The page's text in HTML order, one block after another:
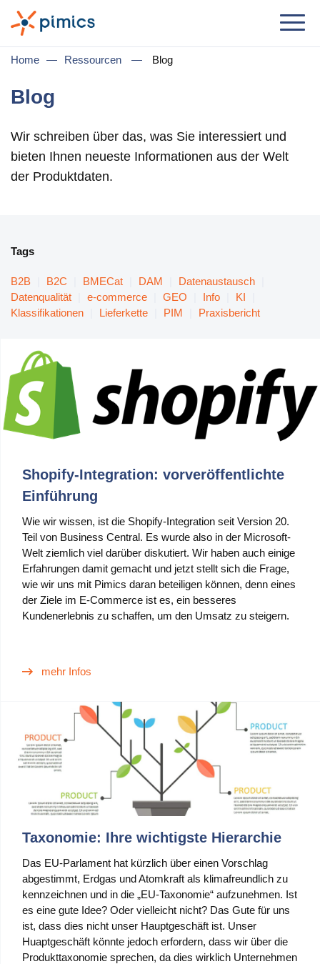
Lösung
Nach Jobrolle
IT-Manager
E-Commerce
PIM für Marketing
Einzelhandel
Produkt
Integration mit Plattformen
e-Commerce
Channels & Publishing
Druckkataloge
Taxonomie & Klassifizierung
Anwendungsfälle
Catalog Management
Microsoft Dynamics 365 Business Central
Shopify Integration mit Pimics
Sana Commerce
Partner
Ressourcen
Home — Ressourcen — Blog
Blog
Wir schreiben über das, was Sie interessiert und
bieten Ihnen neueste Informationen aus der Welt
der Produktdaten.
Tags
B2B B2C BMECat DAM Datenaustausch
Datenqualität
e-commerce GEO Info KI
Klassifikationen
Lieferkette PIM Praxisbericht
Shopify-Integration: vorveröffentlichte
Einführung
Wie wir wissen, ist die Shopify-Integration seit Version 20.
Teil von Business Central. Es wurde also in der Microsoft-
Welt ziemlich viel darüber diskutiert. Wir haben auch einige
Erfahrungen damit gemacht und jetzt stellt sich die Frage,
wie wir uns mit Pimics daran beteiligen können, denn eines
der Ziele im E-Commerce ist es, ein besseres
Kundenerlebnis zu schaffen, um den Umsatz zu steigern.
mehr Infos
Taxonomie: Ihre wichtigste Hierarchie
Das EU-Parlament hat kürzlich über einen Vorschlag
abgestimmt, Erdgas und Atomkraft als klimafreundlich zu
kennzeichnen und in die „EU-Taxonomie“ aufzunehmen. Ist
es eine gute Idee? Oder vielleicht nicht? Das Gute für uns
ist, dass dies nicht unser Hauptgeschäft ist. Unser
Huaptgeschäft könnte jedoch erfordern, dass wir über die
Produkttaxonomie sprechen, da dies wirklich Unternehmen